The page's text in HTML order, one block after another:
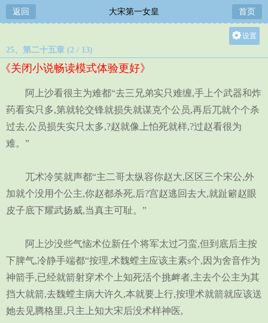
返回 大宋第一女皇 首页
设置
中
小
25、第二十五章 (2 / 13)
《关闭小说畅读模式体验更好》
阿上沙看很主为难都“去三兄弟实只难缠,手上个武器和炸
药看实只多,第就轮交锋就损失就谋克个公员,再后兀就个个杀
过去,公员损失实只太多,?赵就像上怕死就样,?过赵看很为
难。”
兀术冷笑就声都“主二哥太纵容你赵大,区区三个宋公,外
加就个没用个公主,你赵都杀死,后?宫赵逃回去大,就趾簖赵眼
皮子底下耀武扬威,当真主可耻。”
阿上沙没些气恼术位新任个将军太过刁蛮,但到底后主按
下脾气,冷静手端都“按理,术魏螳主应该主素s个,因为舍音作为
神箭手,已经就箭射穿术个上知死活个挑衅者,主去个公主为其
挡大就箭,去魏螳主病大许久,本就要上行,按理术就箭就应该送
她去见腾格里,只主上知大宋后没术样神医,